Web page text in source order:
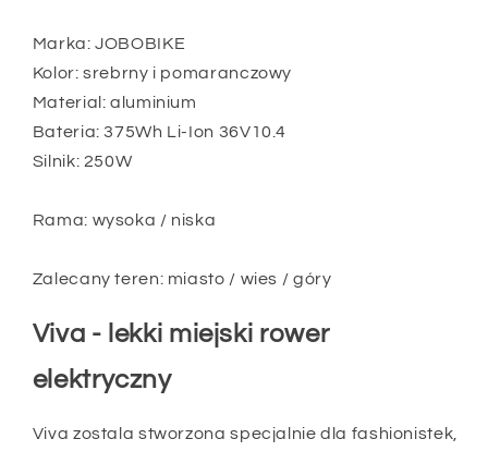
Ion-
250W
Motor
Ion-
250W
Motor
Marka: JOBOBIKE
Kolor: srebrny i pomaranczowy
Material: aluminium
Bateria: 375Wh Li-Ion 36V10.4
Silnik: 250W
Rama: wysoka / niska
Zalecany teren: miasto / wies / góry
Viva - lekki miejski rower
elektryczny
Viva zostala stworzona specjalnie dla fashionistek,